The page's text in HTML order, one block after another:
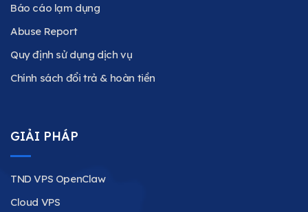
Báo cáo lạm dụng
Abuse Report
Quy định sử dụng dịch vụ
Chính sách đổi trả & hoàn tiền
GIẢI PHÁP
TND VPS OpenClaw
Cloud VPS